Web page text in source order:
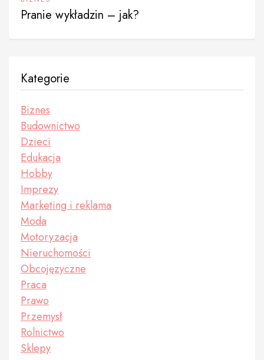
Pranie wykładzin – jak?
Kategorie
Biznes
Budownictwo
Dzieci
Edukacja
Hobby
Imprezy
Marketing i reklama
Moda
Motoryzacja
Nieruchomości
Obcojęzyczne
Praca
Prawo
Przemysł
Rolnictwo
Sklepy